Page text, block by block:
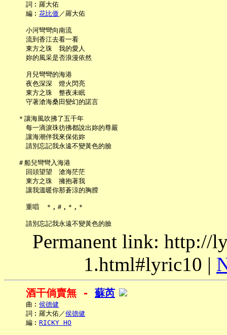
     詞︰羅大佑
     編︰
花比傲／羅大佑
     小河彎彎向南流
     流到香江去看一看
     東方之珠　我的愛人
     妳的風采是否浪漫依然
     月兒彎彎的海港
     夜色深深　燈火閃亮
     東方之珠　整夜未眠
     守著滄海桑田變幻的諾言
   ＊讓海風吹拂了五千年
     每一滴淚珠彷彿都說出妳的尊嚴
     讓海潮伴我來保佑妳
     請別忘記我永遠不變黃色的臉
   ＃船兒彎彎入海港
     回頭望望　滄海茫茫
     東方之珠　擁抱著我
     讓我溫暖你那蒼涼的胸膛
     重唱　＊,＃,＊,＊
Permanent link: http://
1.html#lyric10 |
酒干倘賣無 - 蘇芮
     曲︰
侯德健
     詞︰羅大佑／
侯德健
     編︰
RICKY HO